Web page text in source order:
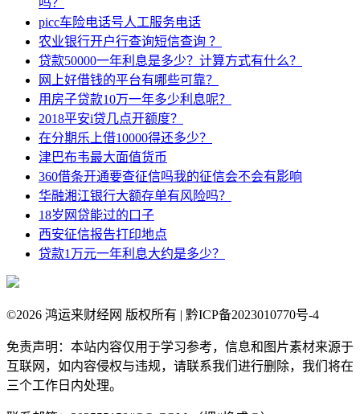
吗？
picc车险电话号人工服务电话
农业银行开户行查询短信查询 ？
贷款50000一年利息是多少？计算方式有什么？
网上好借钱的平台有哪些可靠？
用房子贷款10万一年多少利息呢？
2018平安i贷几点开额度？
在分期乐上借10000得还多少？
津巴布韦最大面值货币
360借条开通要查征信吗我的征信会不会有影响
华融湘江银行大额存单有风险吗？
18岁网贷能过的口子
西安征信报告打印地点
贷款1万元一年利息大约是多少？
©2026 鸿运来财经网 版权所有 | 黔ICP备2023010770号-4
免责声明：本站内容仅用于学习参考，信息和图片素材来源于
互联网，如内容侵权与违规，请联系我们进行删除，我们将在
三个工作日内处理。